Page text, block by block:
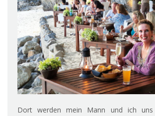
Dort werden mein Mann und ich uns